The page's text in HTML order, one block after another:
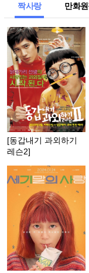
짝사랑 만화
[동갑내기 과외하기
레슨2]